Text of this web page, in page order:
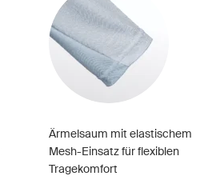
Ärmelsaum mit elastischem
Mesh-Einsatz für flexiblen
Tragekomfort